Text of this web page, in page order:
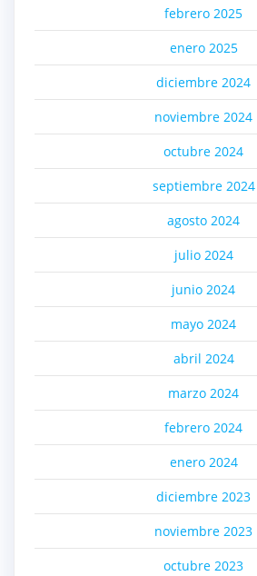
febrero 2025
enero 2025
diciembre 2024
noviembre 2024
octubre 2024
septiembre 2024
agosto 2024
julio 2024
junio 2024
mayo 2024
abril 2024
marzo 2024
febrero 2024
enero 2024
diciembre 2023
noviembre 2023
octubre 2023